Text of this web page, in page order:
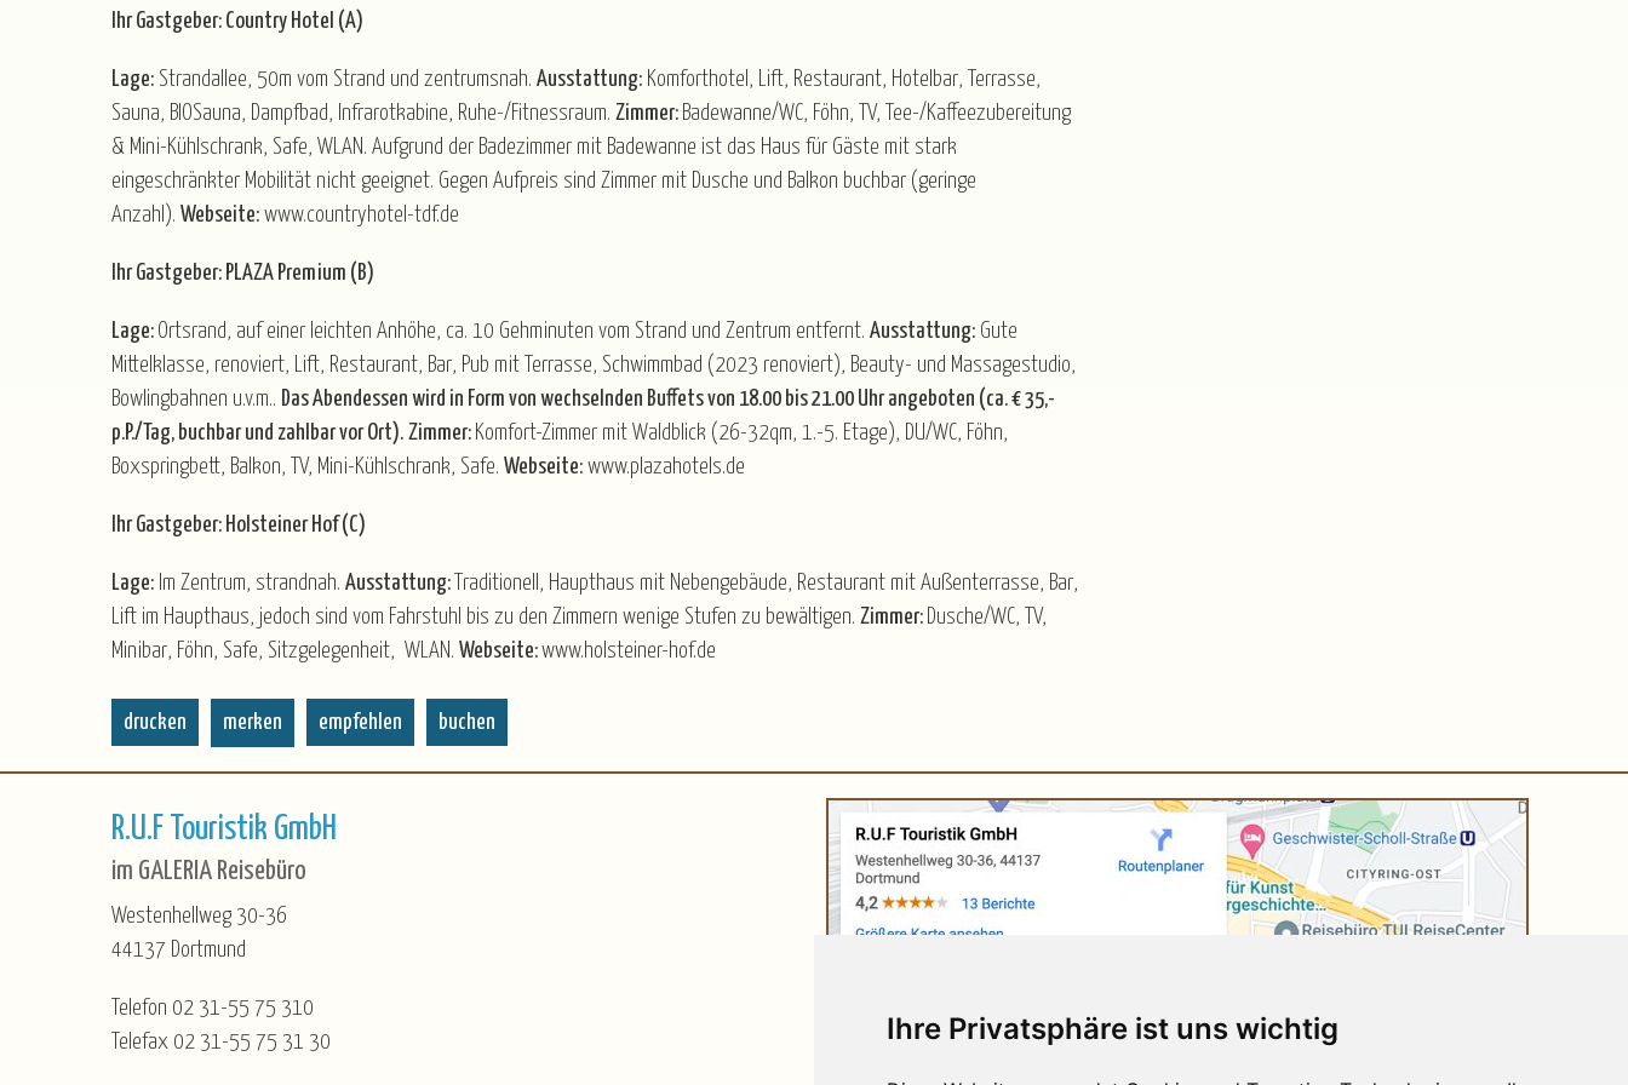
Ihre Privatsphäre ist uns wichtig
Ihr Gastgeber: Country Hotel (A)
Lage: Strandallee, 50m vom Strand und zentrumsnah. Ausstattung: Komforthotel, Lift, Restaurant, Hotelbar, Terrasse,
Sauna, BIOSauna, Dampfbad, Infrarotkabine, Ruhe-/Fitnessraum. Zimmer: Badewanne/WC, Föhn, TV, Tee-/Kaffeezubereitung
& Mini-Kühlschrank, Safe, WLAN. Aufgrund der Badezimmer mit Badewanne ist das Haus für Gäste mit stark
eingeschränkter Mobilität nicht geeignet. Gegen Aufpreis sind Zimmer mit Dusche und Balkon buchbar (geringe
Anzahl). Webseite: www.countryhotel-tdf.de
Ihr Gastgeber: PLAZA Premium (B)
Lage: Ortsrand, auf einer leichten Anhöhe, ca. 10 Gehminuten vom Strand und Zentrum entfernt. Ausstattung: Gute
Mittelklasse, renoviert, Lift, Restaurant, Bar, Pub mit Terrasse, Schwimmbad (2023 renoviert), Beauty- und Massagestudio,
Bowlingbahnen u.v.m.. Das Abendessen wird in Form von wechselnden Buffets von 18.00 bis 21.00 Uhr angeboten (ca. € 35,-
p.P./Tag, buchbar und zahlbar vor Ort). Zimmer: Komfort-Zimmer mit Waldblick (26-32qm, 1.-5. Etage), DU/WC, Föhn,
Boxspringbett, Balkon, TV, Mini-Kühlschrank, Safe. Webseite: www.plazahotels.de
Ihr Gastgeber: Holsteiner Hof (C)
Lage: Im Zentrum, strandnah. Ausstattung: Traditionell, Haupthaus mit Nebengebäude, Restaurant mit Außenterrasse, Bar,
Lift im Haupthaus, jedoch sind vom Fahrstuhl bis zu den Zimmern wenige Stufen zu bewältigen. Zimmer: Dusche/WC, TV,
Minibar, Föhn, Safe, Sitzgelegenheit, WLAN. Webseite:www.holsteiner-hof.de
drucken merken empfehlen buchen
R.U.F Touristik GmbH
im GALERIA Reisebüro
Westenhellweg 30-36
44137 Dortmund
Telefon 02 31-55 75 310
Telefax 02 31-55 75 31 30